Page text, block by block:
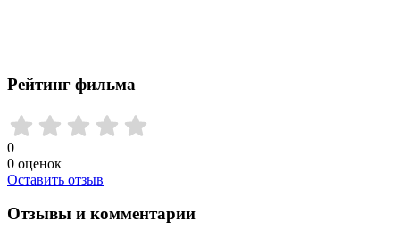
Рейтинг фильма
0
0 оценок
Оставить отзыв
Отзывы и комментарии